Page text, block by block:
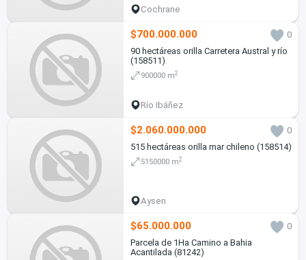
Cochrane
$700.000.000
0
90 hectáreas orilla Carretera Austral y río
(158511)
900000 m2
Río Ibáñez
$2.060.000.000
0
515 hectáreas orilla mar chileno (158514)
5150000 m2
Aysen
$65.000.000
0
Parcela de 1Ha Camino a Bahia
Acantilada (81242)